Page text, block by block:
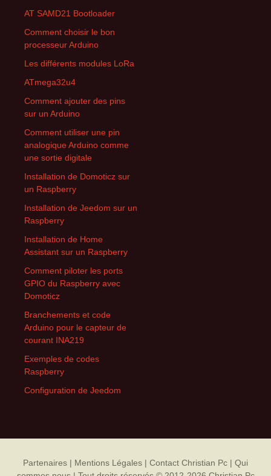
AT SAMD21 Bootloader
Comment choisir le bon
processeur Arduino
Les différents modules LoRa
ATmega32u4
Comment ajouter des pins
sur un Arduino
Comment utiliser une pin
analogique Arduino comme
une sortie digitale
Installation de Domoticz sur
un Raspberry
Installation de Jeedom sur un
Raspberry
Installation de Home
Assistant sur un Raspberry
Comment piloter les ports
GPIO du Raspberry avec
Domoticz
Branchements et code
Arduino pour le capteur de
courant INA219
Exemples de codes
Raspberry
Configuration de Jeedom
Partenaires | Mentions Légales | Contact Christian Pc | Qui